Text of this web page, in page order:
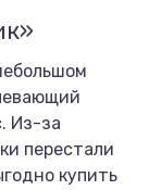
Из-за
перестали
купить